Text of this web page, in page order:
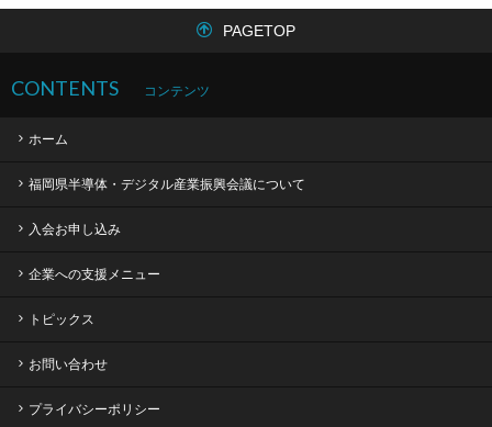
PAGETOP
CONTENTS コンテンツ
ホーム
福岡県半導体・デジタル産業振興会議について
入会お申し込み
企業への支援メニュー
トピックス
お問い合わせ
プライバシーポリシー